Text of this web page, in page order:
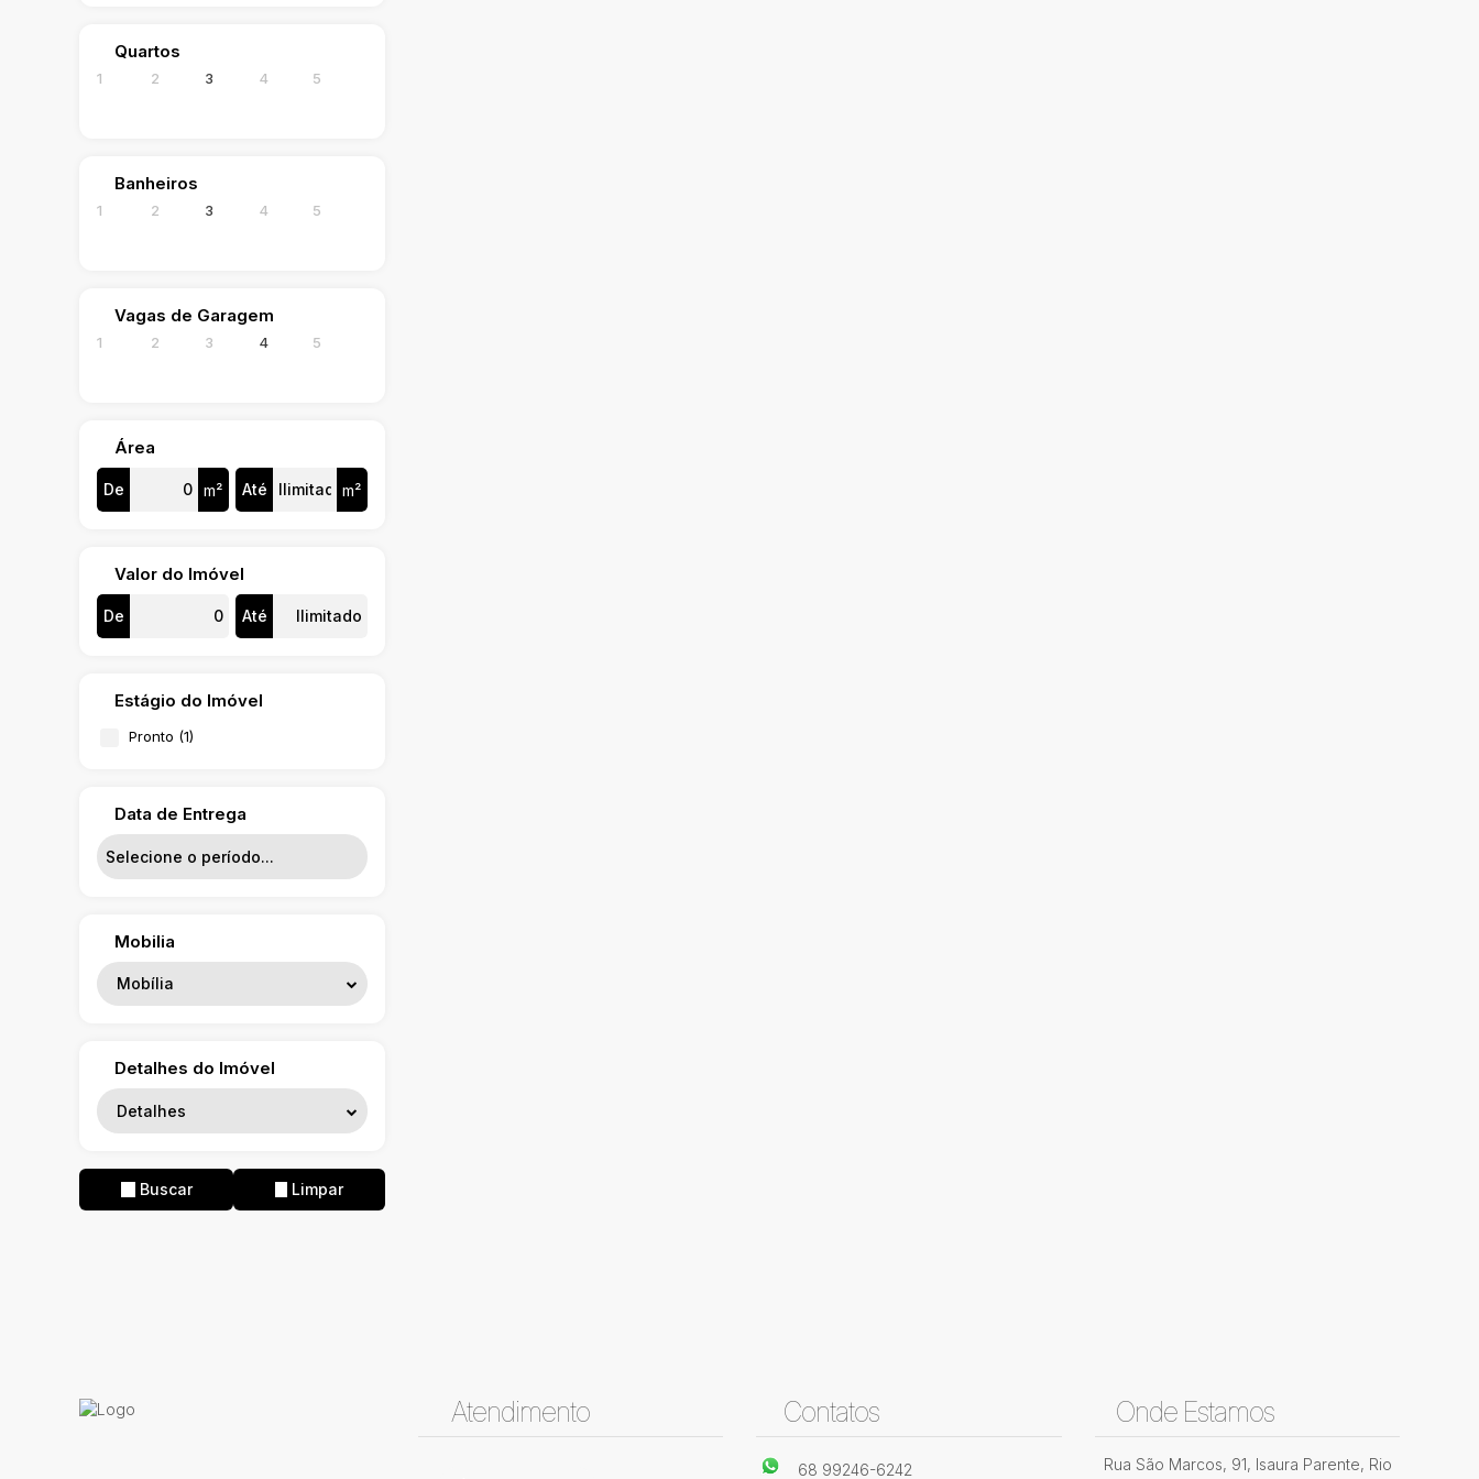
Quartos
1 2 3 4 5
Banheiros
1 2 3 4 5
Vagas de Garagem
1 2 3 4 5
Área
De m² Até m²
Valor do Imóvel
De Até
Estágio do Imóvel
Pronto (1)
Data de Entrega
Mobilia
Mobília
Detalhes do Imóvel
Detalhes
Buscar Limpar
Atendimento Contatos
68 99246-6242
Onde Estamos
Rua São Marcos, 91, Isaura Parente, Rio